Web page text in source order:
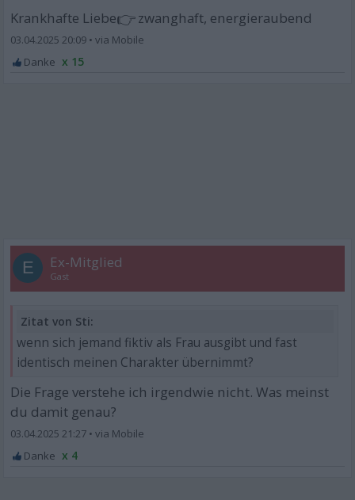
Krankhafte Liebe👉zwanghaft, energieraubend
03.04.2025 20:09 •
x 15
E Ex-Mitglied
Gast
Zitat von Sti:
wenn sich jemand fiktiv als Frau ausgibt und fast
identisch meinen Charakter übernimmt?
Die Frage verstehe ich irgendwie nicht. Was meinst
du damit genau?
03.04.2025 21:27 •
x 4